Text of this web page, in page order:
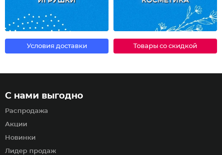
Условия доставки Товары со скидкой
С нами выгодно
Распродажа
Акции
Новинки
Лидер продаж